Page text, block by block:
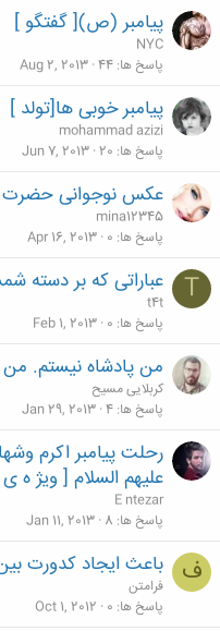
پیامبر (ص)[ گفتگو ]
NYC
پاسخ ها 44
Aug 2, 2013
پیامبر خوبی ها[تولد ]
mohammad azizi
پاسخ ها 20
Jun 7, 2013
عکس نوجوانی حضرت
mina12345
پاسخ ها 0
Apr 16, 2013
T عباراتی که بر دسته
t4t
پاسخ ها 0
Feb 1, 2013
من پادشاه نیستم.
کربلایی مسیح
پاسخ ها 4
Jan 29, 2013
رحلت پیامبر اکرم
علیهم السلام [ ویژ ه
E ntezar
پاسخ ها 8
Jan 11, 2013
ف باعث ایجاد كدورت
فرامتن
پاسخ ها 0
Oct 1, 2012